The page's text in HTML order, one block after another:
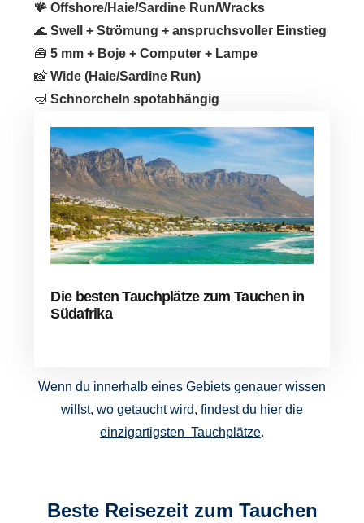
🪸 Offshore/Haie/Sardine Run/Wracks
🌊Swell + Strömung + anspruchsvoller Einstieg
🧰5 mm + Boje + Computer + Lampe
📸Wide (Haie/Sardine Run)
🤿Schnorcheln spotabhängig
Die besten Tauchplätze zum Tauchen in
Südafrika
Wenn du innerhalb eines Gebiets genauer wissen
willst, wo getaucht wird, findest du hier die
einzigartigsten Tauchplätze.
Beste Reisezeit zum Tauchen